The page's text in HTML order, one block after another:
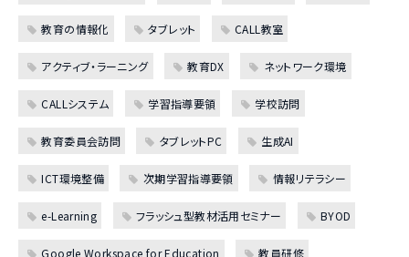
教育の情報化 タブレット CALL教室
アクティブ・ラーニング 教育DX ネットワーク環境
CALLシステム 学習指導要領 学校訪問
教育委員会訪問 タブレットPC 生成AI
ICT環境整備 次期学習指導要領 情報リテラシー
e-Learning フラッシュ型教材活用セミナー BYOD
Google Workspace for Education 教員研修